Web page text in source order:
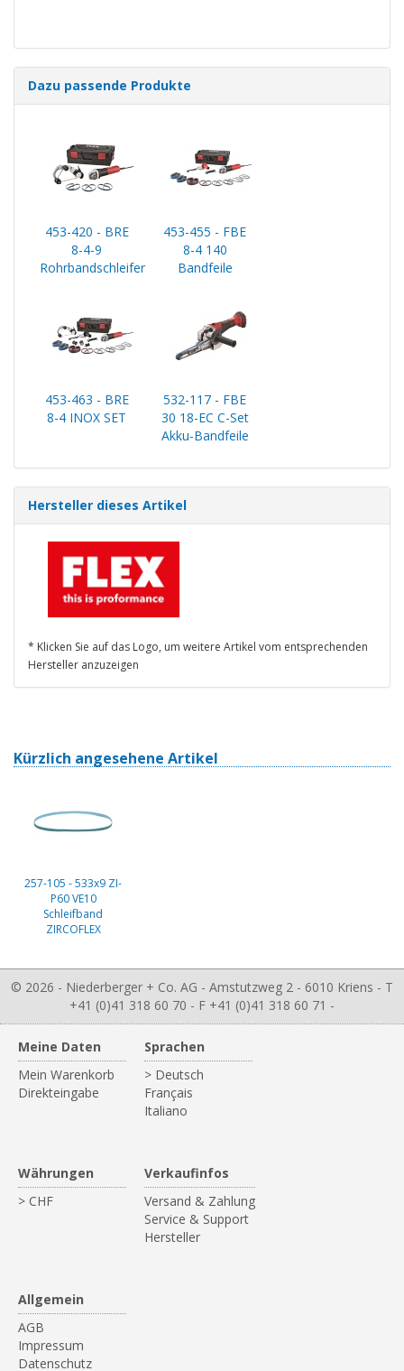
Dazu passende Produkte
453-420 - BRE
8-4-9
Rohrbandschleifer
453-455 - FBE
8-4 140
Bandfeile
453-463 - BRE
8-4 INOX SET
532-117 - FBE
30 18-EC C-Set
Akku-Bandfeile
Hersteller dieses Artikel
* Klicken Sie auf das Logo, um weitere Artikel vom entsprechenden
Hersteller anzuzeigen
Kürzlich angesehene Artikel
257-105 - 533x9 ZI-
P60 VE10
Schleifband
ZIRCOFLEX
© 2026 - Niederberger + Co. AG - Amstutzweg 2 - 6010 Kriens - T
+41 (0)41 318 60 70 - F +41 (0)41 318 60 71 -
Meine Daten
Mein Warenkorb
Direkteingabe
Sprachen
> Deutsch
Français
Italiano
Währungen
> CHF
Verkaufinfos
Versand & Zahlung
Service & Support
Hersteller
Allgemein
AGB
Impressum
Datenschutz